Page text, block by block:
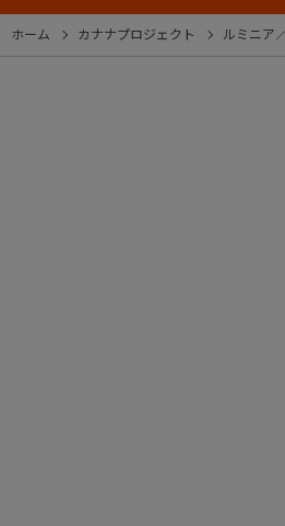
ホーム カナナプロジェクト ルミニア